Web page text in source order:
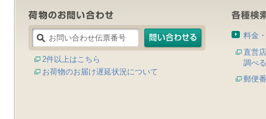
2件以上はこちら
お荷物のお届け遅延状況について
料金
直営
調べる
郵便